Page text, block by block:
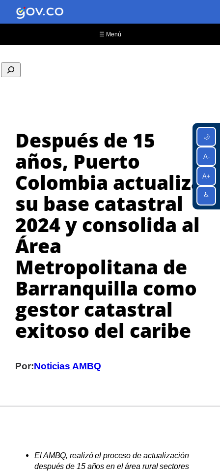
🌙
A-
A+
♿
contenido
☰ Menú
Después de 15
años, Puerto
Colombia actualiza
su base catastral
2024 y consolida al
Área
Metropolitana de
Barranquilla como
gestor catastral
exitoso del caribe
Por:Noticias AMBQ
El AMBQ, realizó el proceso de actualización
después de 15 años en el área rural sectores